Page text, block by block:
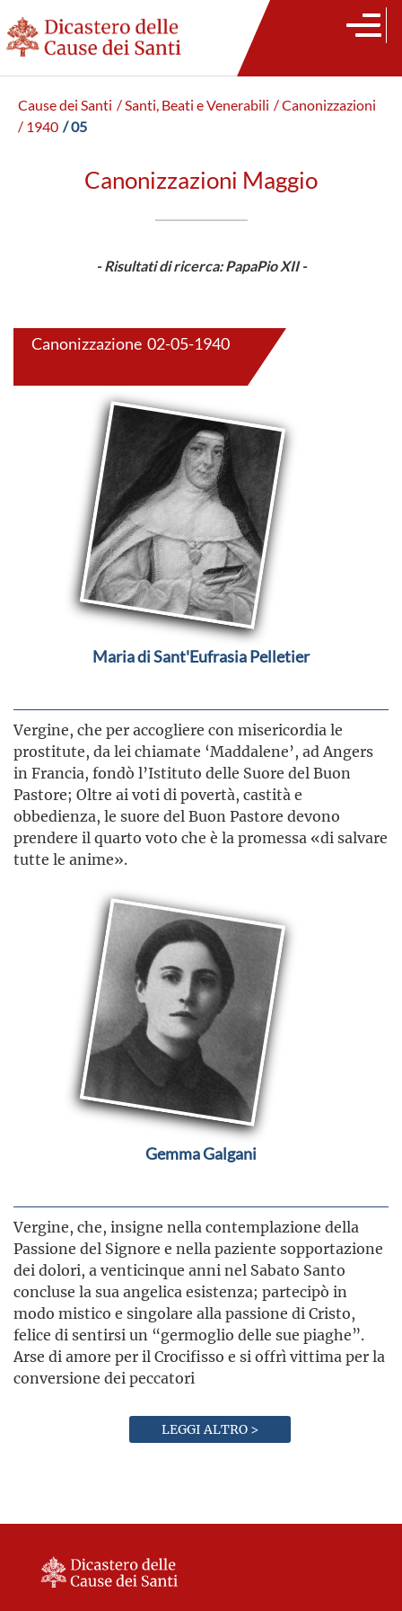
Cause dei Santi / Santi, Beati e Venerabili / Canonizzazioni
/ 1940 / 05
Canonizzazioni Maggio
- Risultati di ricerca: PapaPio XII -
Canonizzazione 02-05-1940
Maria di Sant'Eufrasia Pelletier
Vergine, che per accogliere con misericordia le
prostitute, da lei chiamate ‘Maddalene’, ad Angers
in Francia, fondò l’Istituto delle Suore del Buon
Pastore; Oltre ai voti di povertà, castità e
obbedienza, le suore del Buon Pastore devono
prendere il quarto voto che è la promessa «di salvare
tutte le anime».
Gemma Galgani
Vergine, che, insigne nella contemplazione della
Passione del Signore e nella paziente sopportazione
dei dolori, a venticinque anni nel Sabato Santo
concluse la sua angelica esistenza; partecipò in
modo mistico e singolare alla passione di Cristo,
felice di sentirsi un “germoglio delle sue piaghe”.
Arse di amore per il Crocifisso e si offrì vittima per la
conversione dei peccatori
LEGGI ALTRO >